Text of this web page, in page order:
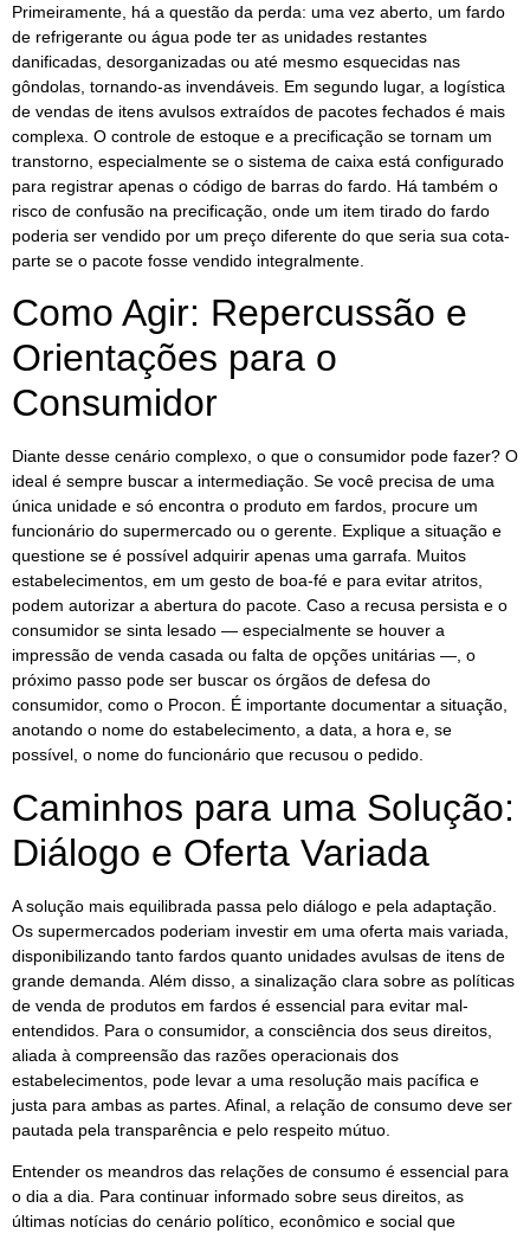
Primeiramente, há a questão da perda: uma vez aberto, um fardo
de refrigerante ou água pode ter as unidades restantes
danificadas, desorganizadas ou até mesmo esquecidas nas
gôndolas, tornando-as invendáveis. Em segundo lugar, a logística
de vendas de itens avulsos extraídos de pacotes fechados é mais
complexa. O controle de estoque e a precificação se tornam um
transtorno, especialmente se o sistema de caixa está configurado
para registrar apenas o código de barras do fardo. Há também o
risco de confusão na precificação, onde um item tirado do fardo
poderia ser vendido por um preço diferente do que seria sua cota-
parte se o pacote fosse vendido integralmente.
Como Agir: Repercussão e
Orientações para o
Consumidor
Diante desse cenário complexo, o que o consumidor pode fazer? O
ideal é sempre buscar a intermediação. Se você precisa de uma
única unidade e só encontra o produto em fardos, procure um
funcionário do supermercado ou o gerente. Explique a situação e
questione se é possível adquirir apenas uma garrafa. Muitos
estabelecimentos, em um gesto de boa-fé e para evitar atritos,
podem autorizar a abertura do pacote. Caso a recusa persista e o
consumidor se sinta lesado — especialmente se houver a
impressão de venda casada ou falta de opções unitárias —, o
próximo passo pode ser buscar os órgãos de defesa do
consumidor, como o Procon. É importante documentar a situação,
anotando o nome do estabelecimento, a data, a hora e, se
possível, o nome do funcionário que recusou o pedido.
Caminhos para uma Solução:
Diálogo e Oferta Variada
A solução mais equilibrada passa pelo diálogo e pela adaptação.
Os supermercados poderiam investir em uma oferta mais variada,
disponibilizando tanto fardos quanto unidades avulsas de itens de
grande demanda. Além disso, a sinalização clara sobre as políticas
de venda de produtos em fardos é essencial para evitar mal-
entendidos. Para o consumidor, a consciência dos seus direitos,
aliada à compreensão das razões operacionais dos
estabelecimentos, pode levar a uma resolução mais pacífica e
justa para ambas as partes. Afinal, a relação de consumo deve ser
pautada pela transparência e pelo respeito mútuo.
Entender os meandros das relações de consumo é essencial para
o dia a dia. Para continuar informado sobre seus direitos, as
últimas notícias do cenário político, econômico e social que